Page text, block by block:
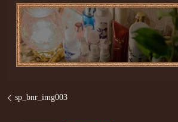
sp_bnr_img003